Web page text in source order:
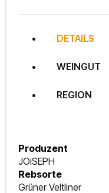
DETAILS
WEINGUT
REGION
Produzent
JOiSEPH
Rebsorte
Grüner Veltliner